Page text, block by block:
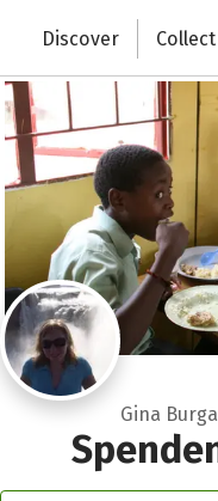
Change the world with
Discover
Gina